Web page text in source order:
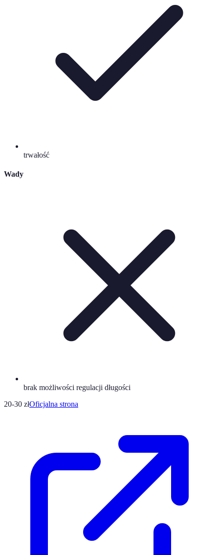
trwałość
Wady
brak możliwości regulacji długości
20-30 złOficjalna strona